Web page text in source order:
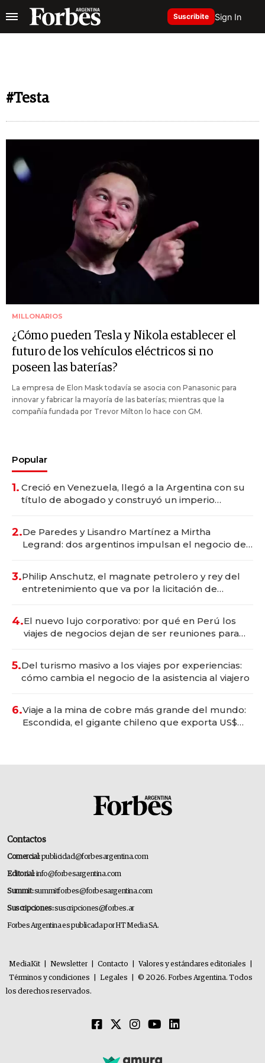
Suscribite Sign In
#Testa
MILLONARIOS
¿Cómo pueden Tesla y Nikola establecer el
futuro de los vehículos eléctricos si no
poseen las baterías?
La empresa de Elon Mask todavía se asocia con Panasonic para
innovar y fabricar la mayoría de las baterías; mientras que la
compañía fundada por Trevor Milton lo hace con GM.
Popular
1. Creció en Venezuela, llegó a la Argentina con su
título de abogado y construyó un imperio
2.De Paredes y Lisandro Martínez a Mirtha
Legrand: dos argentinos impulsan el negocio del
3.Philip Anschutz, el magnate petrolero y rey del
entretenimiento que va por la licitación de
4.El nuevo lujo corporativo: por qué en Perú los
viajes de negocios dejan de ser reuniones para
5.Del turismo masivo a los viajes por experiencias:
cómo cambia el negocio de la asistencia al viajero
6.Viaje a la mina de cobre más grande del mundo:
Escondida, el gigante chileno que exporta US$
Contactos
Comercial:publicidad@forbesargentina.com
Editorial:info@forbesargentina.com
Summit:summitforbes@forbesargentina.com
Suscripciones:suscripciones@forbes.ar
Forbes Argentina es publicada por HT Media SA.
MediaKit Newsletter Contacto Valores y estándares editoriales
Términos y condiciones
Legales
© 2026. Forbes Argentina. Todos
los derechos reservados.